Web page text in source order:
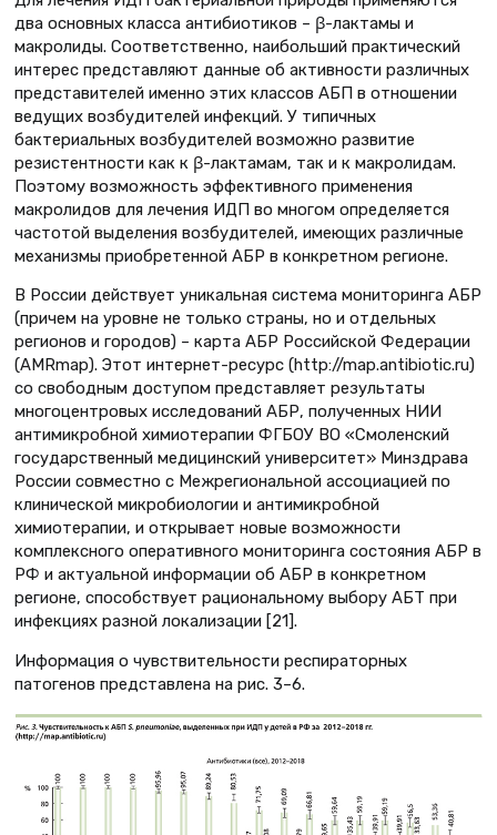
два основных класса антибиотиков – β-лактамы и
макролиды. Соответственно, наибольший практический
интерес представляют данные об активности различных
представителей именно этих классов АБП в отношении
ведущих возбудителей инфекций. У типичных
бактериальных возбудителей возможно развитие
резистентности как к β-лактамам, так и к макролидам.
Поэтому возможность эффективного применения
макролидов для лечения ИДП во многом определяется
частотой выделения возбудителей, имеющих различные
механизмы приобретенной АБР в конкретном регионе.
В России действует уникальная система мониторинга АБР
(причем на уровне не только страны, но и отдельных
регионов и городов) – карта АБР Российской Федерации
(AMRmap). Этот интернет-ресурс (http://map.antibiotic.ru)
со свободным доступом представляет результаты
многоцентровых исследований АБР, полученных НИИ
антимикробной химиотерапии ФГБОУ ВО «Смоленский
государственный медицинский университет» Минздрава
России совместно с Межрегиональной ассоциацией по
клинической микробиологии и антимикробной
химиотерапии, и открывает новые возможности
комплексного оперативного мониторинга состояния АБР в
РФ и актуальной информации об АБР в конкретном
регионе, способствует рациональному выбору АБТ при
инфекциях разной локализации [21].
Информация о чувствительности респираторных
патогенов представлена на рис. 3–6.